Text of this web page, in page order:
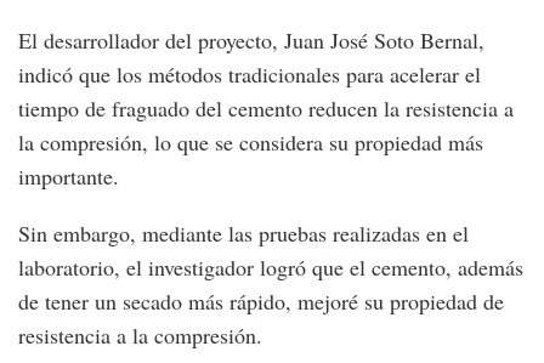
El desarrollador del proyecto, Juan José Soto Bernal,
indicó que los métodos tradicionales para acelerar el
tiempo de fraguado del cemento reducen la resistencia a
la compresión, lo que se considera su propiedad más
importante.
Sin embargo, mediante las pruebas realizadas en el
laboratorio, el investigador logró que el cemento, además
de tener un secado más rápido, mejoré su propiedad de
resistencia a la compresión.